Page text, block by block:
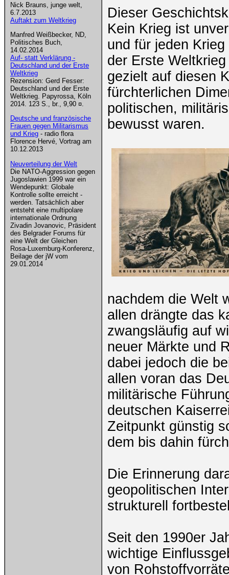
Nick Brauns, junge welt,
6.7.2013
Auftakt zum Weltkrieg
Manfred Weißbecker, ND,
Politisches Buch,
14.02.2014
Auf- statt Verklärung -
Deutschland und der Erste
Weltkrieg
Rezension: Gerd Fesser:
Deutschland und der Erste
Weltkrieg. Papyrossa, Köln
2014. 123 S., br., 9,90 ¤.
Deutsche und französische
Frauen gegen Militarismus
und Krieg - radio flora
Florence Hervé, Vortrag am
10.12.2013
Neuverteilung der Welt
Die NATO-Aggression gegen
Jugoslawien 1999 war ein
Wendepunkt: Globale
Kontrolle sollte erreicht ­
werden. Tatsächlich aber
entsteht eine multipolare
internationale Ordnung
Zivadin Jovanovic, Präsident
des Belgrader Forums für
eine Welt der Gleichen
Rosa-Luxemburg-Konferenz,
Beilage der jW vom
29.01.2014
Dieser
Kein Krieg ist
und für jeden
der Erste
gezielt auf diesen
fürchterlichen
politischen,
bewusst waren.
nachdem die Welt
allen drängte das
zwangsläufig auf
neuer Märkte und
dabei jedoch die
allen voran das
militärische
deutschen
Zeitpunkt günstig
dem bis dahin
Die Erinnerung
geopolitischen
strukturell
Seit den 1990er
wichtige
von